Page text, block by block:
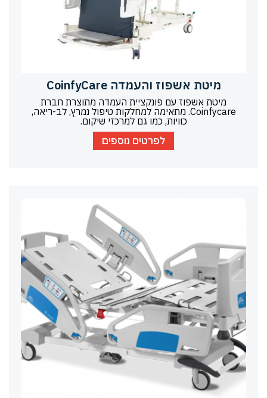
מיטת אשפוז והעמדה CoinfyCare
מיטת אשפוז עם פונקציית העמדה מתוצרת חברת
Coinfycare. מתאימה למחלקות טיפול נמרץ, לב-ריאה,
כוויות, כמו גם למרכזי שיקום.
לפרטים נוספים